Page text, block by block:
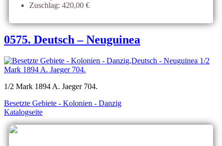
Zuschlag: 420,00 €
0575. Deutsch – Neuguinea
1/2 Mark 1894 A. Jaeger 704.
Besetzte Gebiete - Kolonien - Danzig
Katalogseite